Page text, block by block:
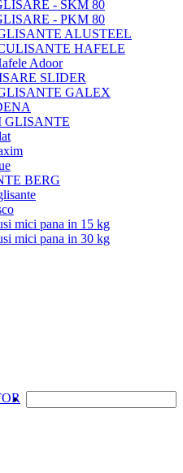
- SKM 80
- PKM 80
ALUSTEEL
HAFELE
Adoor
SLIDER
GALEX
GLISANTE
BERG
mici pana in 15 kg
mici pana in 30 kg